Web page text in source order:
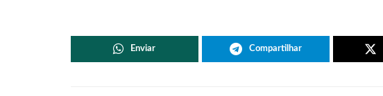
Enviar Compartilhar